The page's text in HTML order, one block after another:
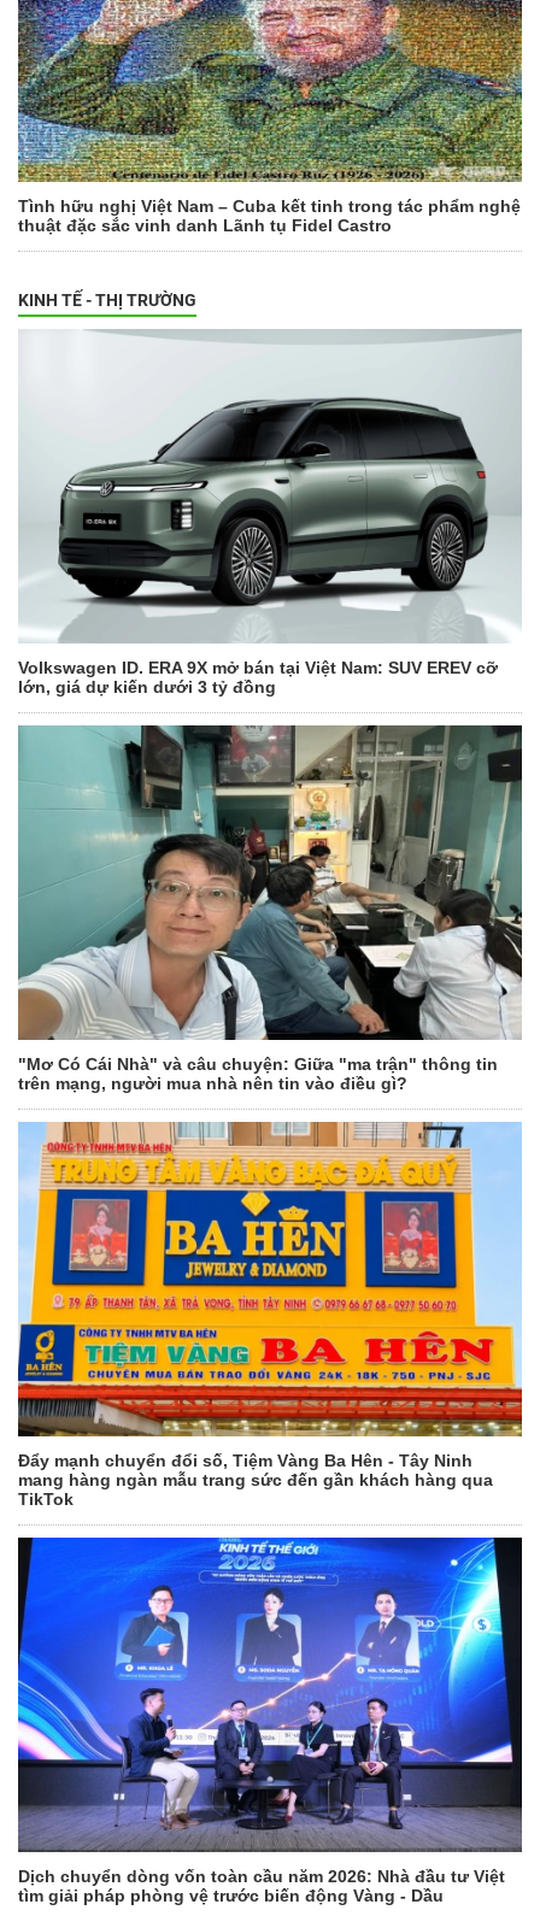
Tình hữu nghị Việt Nam – Cuba kết tinh trong tác phẩm nghệ
thuật đặc sắc vinh danh Lãnh tụ Fidel Castro
KINH TẾ - THỊ TRƯỜNG
Volkswagen ID. ERA 9X mở bán tại Việt Nam: SUV EREV cỡ
lớn, giá dự kiến dưới 3 tỷ đồng
"Mơ Có Cái Nhà" và câu chuyện: Giữa "ma trận" thông tin
trên mạng, người mua nhà nên tin vào điều gì?
Đẩy mạnh chuyển đổi số, Tiệm Vàng Ba Hên - Tây Ninh
mang hàng ngàn mẫu trang sức đến gần khách hàng qua
TikTok
Dịch chuyển dòng vốn toàn cầu năm 2026: Nhà đầu tư Việt
tìm giải pháp phòng vệ trước biến động Vàng - Dầu